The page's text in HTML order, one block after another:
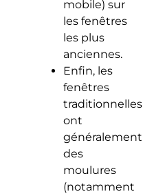
mobile) sur
les fenêtres
les plus
anciennes.
Enfin, les
fenêtres
traditionnelles
ont
généralement
des
moulures
(notamment